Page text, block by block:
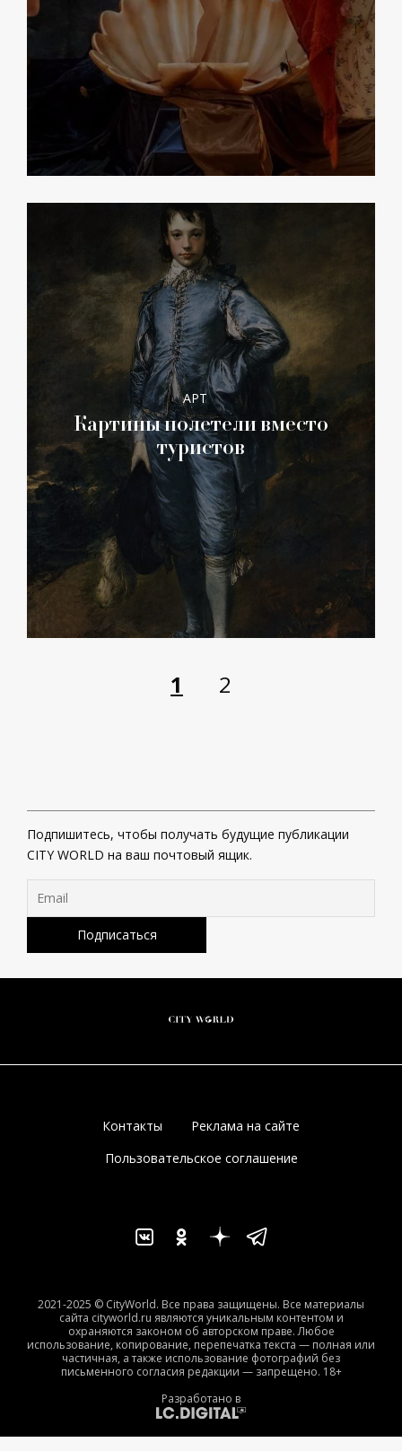
АРТ
Картины полетели вместо
туристов
1 2
Подпишитесь, чтобы получать будущие публикации
CITY WORLD на ваш почтовый ящик.
Контакты
Реклама на сайте
Пользовательское соглашение
2021-2025 © CityWorld. Все права защищены. Все материалы
сайта cityworld.ru являются уникальным контентом и
охраняются законом об авторском праве. Любое
использование, копирование, перепечатка текста — полная или
частичная, а также использование фотографий без
письменного согласия редакции — запрещено. 18+
Разработано в